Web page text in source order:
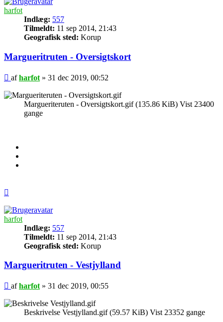
harfot
Indlæg: 557
Tilmeldt: 11 sep 2014, 21:43
Geografisk sted: Korup
Margueritruten - Oversigtskort
Indlæg
afharfot » 31 dec 2019, 00:52
Margueriteruten - Oversigtskort.gif (135.86 KiB) Vist 23400
gange
harfot
Indlæg: 557
Tilmeldt: 11 sep 2014, 21:43
Geografisk sted: Korup
Margueritruten - Vestjylland
Indlæg
afharfot » 31 dec 2019, 00:55
Beskrivelse Vestjylland.gif (59.57 KiB) Vist 23352 gange